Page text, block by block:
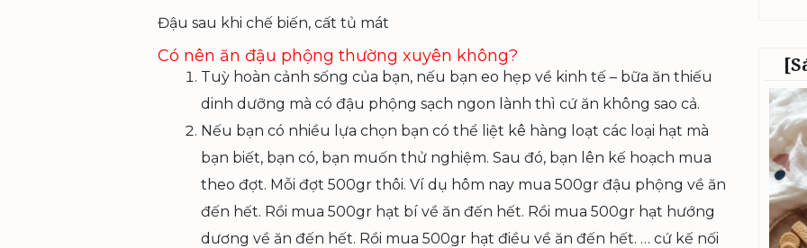
Đậu sau khi chế biến, cất tủ mát
Có nên ăn đậu phộng thường xuyên không?
Tuỳ hoàn cảnh sống của bạn, nếu bạn eo hẹp về kinh tế – bữa ăn thiếu
dinh dưỡng mà có đậu phộng sạch ngon lành thì cứ ăn không sao cả.
Nếu bạn có nhiều lựa chọn bạn có thể liệt kê hàng loạt các loại hạt mà
bạn biết, bạn có, bạn muốn thử nghiệm. Sau đó, bạn lên kế hoạch mua
theo đợt. Mỗi đợt 500gr thôi. Ví dụ hôm nay mua 500gr đậu phộng về ăn
đến hết. Rồi mua 500gr hạt bí về ăn đến hết. Rồi mua 500gr hạt hướng
dương về ăn đến hết. Rồi mua 500gr hạt điều về ăn đến hết. … cứ kế nối